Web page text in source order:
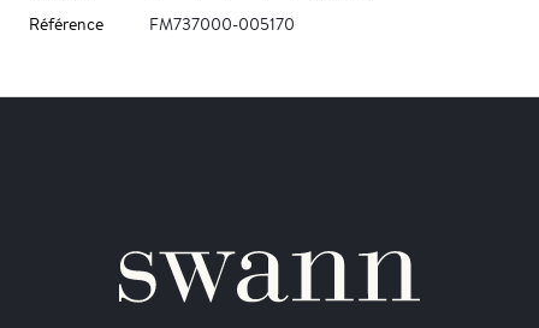
Référence
FM737000-005170